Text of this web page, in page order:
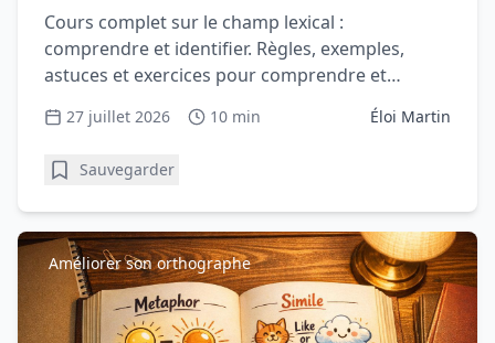
Cours complet sur le champ lexical :
comprendre et identifier. Règles, exemples,
astuces et exercices pour comprendre et
27 juillet 2026 10 min Éloi Martin
Sauvegarder
Améliorer son orthographe